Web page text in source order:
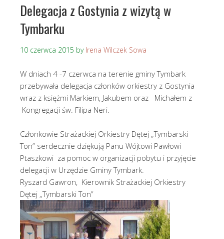
Delegacja z Gostynia z wizytą w
Tymbarku
10 czerwca 2015 by Irena Wilczek Sowa
W dniach 4 -7 czerwca na terenie gminy Tymbark
przebywała delegacja członków orkiestry z Gostynia
wraz z księżmi Markiem, Jakubem oraz Michałem z
Kongregacji św. Filipa Neri.
Członkowie Strażackiej Orkiestry Dętej „Tymbarski
Ton” serdecznie dziękują Panu Wójtowi Pawłowi
Ptaszkowi za pomoc w organizacji pobytu i przyjęcie
delegacji w Urzędzie Gminy Tymbark.
Ryszard Gawron, Kierownik Strażackiej Orkiestry
Dętej „Tymbarski Ton”